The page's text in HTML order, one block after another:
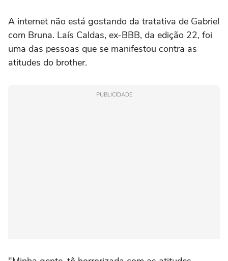
A internet não está gostando da tratativa de Gabriel
com Bruna. Laís Caldas, ex-BBB, da edição 22, foi
uma das pessoas que se manifestou contra as
atitudes do brother.
PUBLICIDADE